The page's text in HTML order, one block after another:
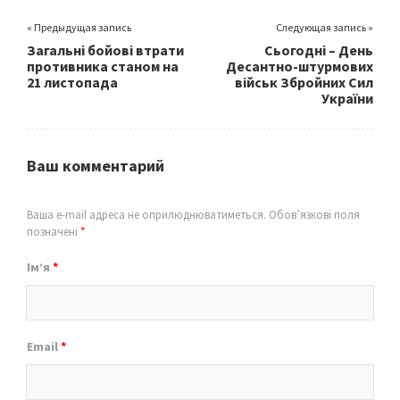
« Предыдущая запись
Загальні бойові втрати
противника станом на
21 листопада
Следующая запись »
Сьогодні – День
Десантно-штурмових
військ Збройних Сил
України
Ваш комментарий
Ваша e-mail адреса не оприлюднюватиметься. Обов’язкові поля
позначені *
Ім’я *
Email*